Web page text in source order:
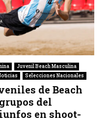
Juvenil Beach Masculina
Selecciones Nacionales
de Beach
del
en shoot-